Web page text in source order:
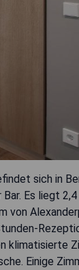
sich in
Es liegt
von
klimatisierte
Einige